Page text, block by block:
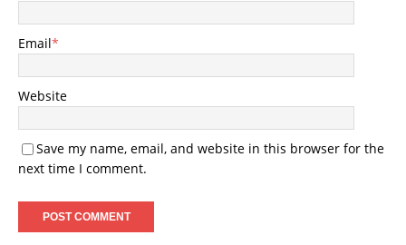
Email*
Website
Save my name, email, and website in this browser for the
next time I comment.